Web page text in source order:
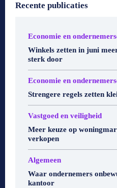
Recente publicaties
Economie en
Winkels zetten in juni
sterk door
Economie en
Strengere regels zetten
Vastgoed en veiligheid
Meer keuze op
verkopen
Algemeen
Waar ondernemers
kantoor